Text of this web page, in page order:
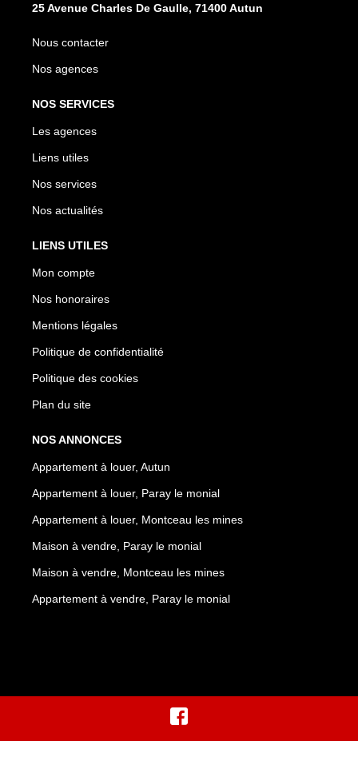
25 Avenue Charles De Gaulle, 71400 Autun
Nous contacter
Nos agences
NOS SERVICES
Les agences
Liens utiles
Nos services
Nos actualités
LIENS UTILES
Mon compte
Nos honoraires
Mentions légales
Politique de confidentialité
Politique des cookies
Plan du site
NOS ANNONCES
Appartement à louer, Autun
Appartement à louer, Paray le monial
Appartement à louer, Montceau les mines
Maison à vendre, Paray le monial
Maison à vendre, Montceau les mines
Appartement à vendre, Paray le monial